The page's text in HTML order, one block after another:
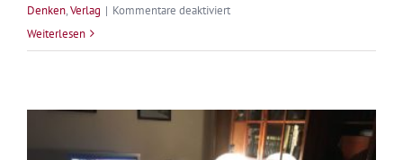
Denken,Verlag | Kommentare deaktiviertfür
2017
das
Leben
Weiterlesen